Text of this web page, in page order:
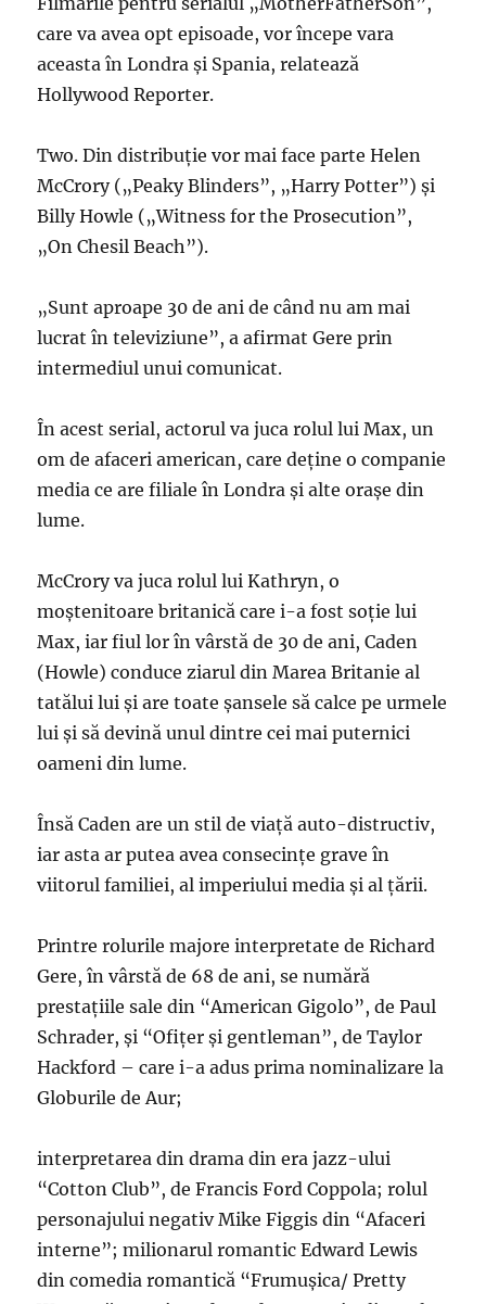
care va avea opt episoade, vor începe vara
aceasta în Londra și Spania, relatează
Hollywood Reporter.
Two. Din distribuţie vor mai face parte Helen
McCrory („Peaky Blinders”, „Harry Potter”) şi
Billy Howle („Witness for the Prosecution”,
„On Chesil Beach”).
„Sunt aproape 30 de ani de când nu am mai
lucrat în televiziune”, a afirmat Gere prin
intermediul unui comunicat.
În acest serial, actorul va juca rolul lui Max, un
om de afaceri american, care deţine o companie
media ce are filiale în Londra şi alte oraşe din
lume.
McCrory va juca rolul lui Kathryn, o
moştenitoare britanică care i-a fost soţie lui
Max, iar fiul lor în vârstă de 30 de ani, Caden
(Howle) conduce ziarul din Marea Britanie al
tatălui lui şi are toate şansele să calce pe urmele
lui şi să devină unul dintre cei mai puternici
oameni din lume.
Însă Caden are un stil de viaţă auto-distructiv,
iar asta ar putea avea consecinţe grave în
viitorul familiei, al imperiului media şi al ţării.
Printre rolurile majore interpretate de Richard
Gere, în vârstă de 68 de ani, se numără
prestaţiile sale din “American Gigolo”, de Paul
Schrader, şi “Ofiţer şi gentleman”, de Taylor
Hackford – care i-a adus prima nominalizare la
Globurile de Aur;
interpretarea din drama din era jazz-ului
“Cotton Club”, de Francis Ford Coppola; rolul
personajului negativ Mike Figgis din “Afaceri
interne”; milionarul romantic Edward Lewis
din comedia romantică “Frumuşica/ Pretty